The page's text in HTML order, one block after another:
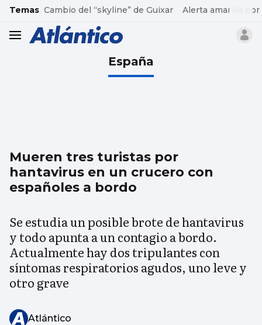
common.go-to-content
Temas Cambio del “skyline” de Guixar Alerta amarilla por
header.menu.open
España
Mueren tres turistas por
hantavirus en un crucero con
españoles a bordo
Se estudia un posible brote de hantavirus
y todo apunta a un contagio a bordo.
Actualmente hay dos tripulantes con
síntomas respiratorios agudos, uno leve y
otro grave
Atlántico